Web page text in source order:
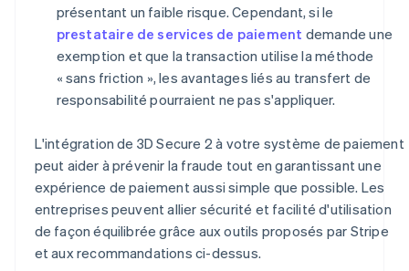
présentant un faible risque. Cependant, si le
prestataire de services de paiement demande une
exemption et que la transaction utilise la méthode
« sans friction », les avantages liés au transfert de
responsabilité pourraient ne pas s'appliquer.
L'intégration de 3D Secure 2 à votre système de paiement
peut aider à prévenir la fraude tout en garantissant une
expérience de paiement aussi simple que possible. Les
entreprises peuvent allier sécurité et facilité d'utilisation
de façon équilibrée grâce aux outils proposés par Stripe
et aux recommandations ci-dessus.